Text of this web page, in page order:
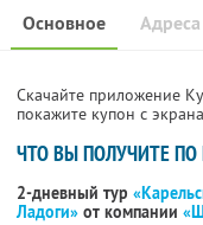
Основное Адреса
Скачайте приложение
покажите купон с
ЧТО ВЫ ПОЛУЧИТЕ ПО
2-дневный тур
Ладоги» от компании